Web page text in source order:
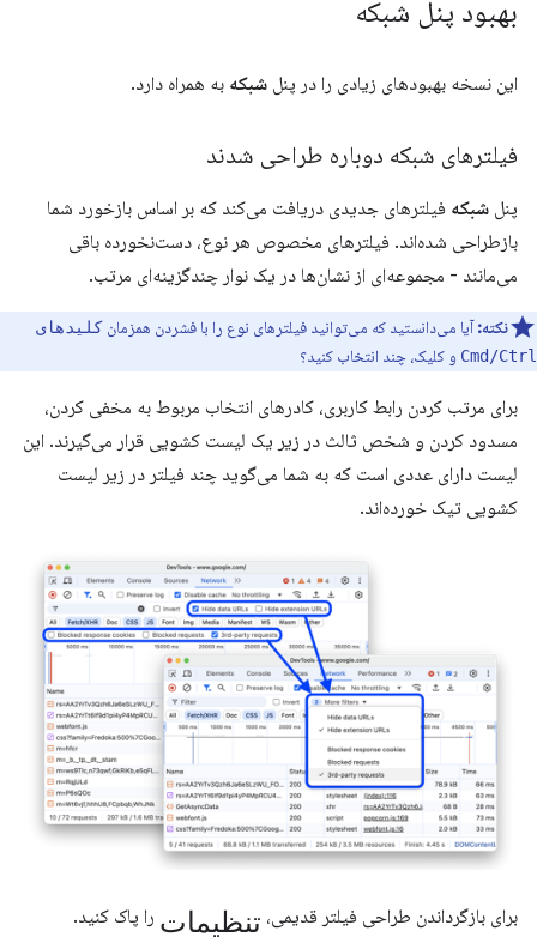
بهبود پنل شبکه
این نسخه بهبودهای زیادی را در پنل شبکه به همراه دارد.
فیلترهای شبکه دوباره طراحی شدند
پنل شبکه فیلترهای جدیدی دریافت می‌کند که بر اساس بازخورد شما
بازطراحی شده‌اند. فیلترهای مخصوص هر نوع، دست‌نخورده باقی
می‌مانند - مجموعه‌ای از نشان‌ها در یک نوار چندگزینه‌ای مرتب.
نکته: آیا می‌دانستید که می‌توانید فیلترهای نوع را با فشردن همزمان کلیدهای
Cmd/Ctrl و کلیک، چند انتخاب کنید؟
برای مرتب کردن رابط کاربری، کادرهای انتخاب مربوط به مخفی کردن،
مسدود کردن و شخص ثالث در زیر یک لیست کشویی قرار می‌گیرند. این
لیست دارای عددی است که به شما می‌گوید چند فیلتر در زیر لیست
کشویی تیک خورده‌اند.
برای بازگرداندن طراحی فیلتر قدیمی، تنظیمات را پاک کنید.